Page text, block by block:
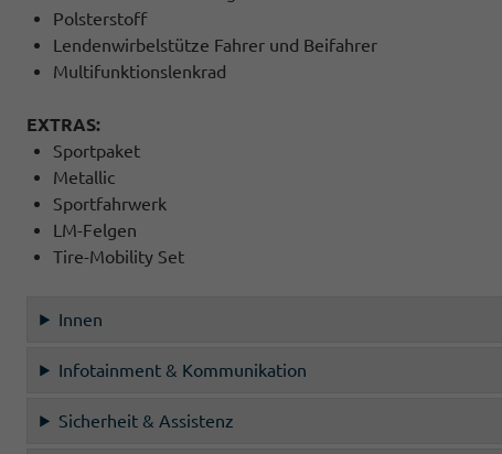
Polsterstoff
Lendenwirbelstütze Fahrer und Beifahrer
Multifunktionslenkrad
EXTRAS:
Sportpaket
Metallic
Sportfahrwerk
LM-Felgen
Tire-Mobility Set
Innen
Infotainment & Kommunikation
Sicherheit & Assistenz